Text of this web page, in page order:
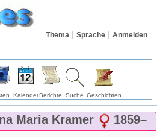
Thema Sprache Anmelden
KalenderBerichte Suche Geschichten
Maria Kramer 1859–